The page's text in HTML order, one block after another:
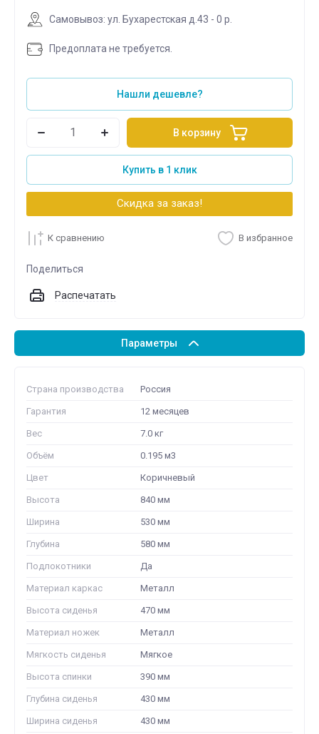
Самовывоз: ул. Бухарестская д.43 - 0 р.
Предоплата не требуется.
Нашли дешевле?
В корзину
Купить в 1 клик
Скидка за заказ!
К сравнению В избранное
Поделиться
Распечатать
Параметры
Страна производства Россия
Гарантия 12 месяцев
Вес 7.0 кг
Объём 0.195 м3
Цвет Коричневый
Высота 840 мм
Ширина 530 мм
Глубина 580 мм
Подлокотники Да
Материал каркас Металл
Высота сиденья 470 мм
Материал ножек Металл
Мягкость сиденья Мягкое
Высота спинки 390 мм
Глубина сиденья 430 мм
Ширина сиденья 430 мм